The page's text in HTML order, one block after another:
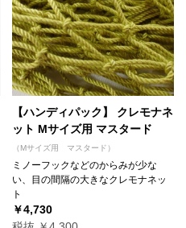
【ハンディパック】 クレモナネ
ット Mサイズ用 マスタード
（Mサイズ用 マスタード）
ミノーフックなどのからみが少な
い、目の間隔の大きなクレモナネッ
ト
￥4,730